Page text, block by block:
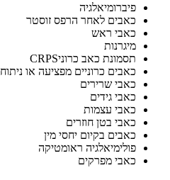
פיברומיאלגיה
כאבים לאחר הרפס זוסטר
כאבי ראש
מיגרנות
תסמונת כאב כרוניCRPS
כאבים כרוניים מפציעה או ניתוח
כאבי שרירים
כאבי גידים
כאבי עצמות
כאבי בטן חוזרים
כאבים בקיום יחסי מין
פולימיאלגיה ראומטיקה
כאבי מפרקים